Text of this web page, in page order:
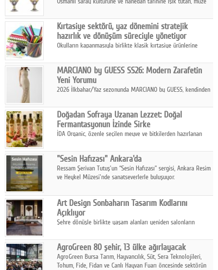
Ağustos'ta Arthill Müzecilik'in düzenleyeceği özel müzayedede
koleksiyonerlerle buluşuyor
Kırtasiye sektörü, yaz dönemini stratejik
hazırlık ve dönüşüm süreciyle yönetiyor
Okulların kapanmasıyla birlikte klasik kırtasiye ürünlerine
sanat ve eğitici aktivite ürünleriyle dinamik bir biçimde
geçiriyor.
MARCIANO by GUESS SS26: Modern Zarafetin
Yeni Yorumu
2026 İlkbahar/Yaz sezonunda MARCIANO by GUESS, kendinden
Doğadan Sofraya Uzanan Lezzet: Doğal
Fermantasyonun İzinde Sirke
İDA Organic, özenle seçilen meyve ve bitkilerden hazırlanan
sofralarına taşıyor.
"Sesin Hafızası" Ankara'da
Ressam Şerivan Tutuş'un “Sesin Hafızası” sergisi, Ankara Resim
ve Heykel Müzesi'nde sanatseverlerle buluşuyor.
Art Design Sonbaharın Tasarım Kodlarını
Açıklıyor
Şehre dönüşle birlikte yaşam alanları yeniden salonların
sonbaharın tasarım kodlarını açıklıyor.
AgroGreen 80 şehir, 13 ülke ağırlayacak
AgroGreen Bursa Tarım, Hayvancılık, Süt, Sera Teknolojileri,
Tohum, Fide, Fidan ve Canlı Hayvan Fuarı öncesinde sektörün